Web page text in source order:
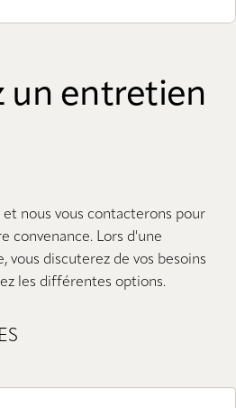
un entretien
et nous vous contacterons pour
convenance. Lors d'une
vous discuterez de vos besoins
les différentes options.